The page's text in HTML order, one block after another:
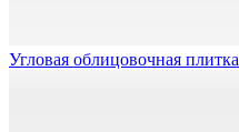
Угловая облицовочная плитка